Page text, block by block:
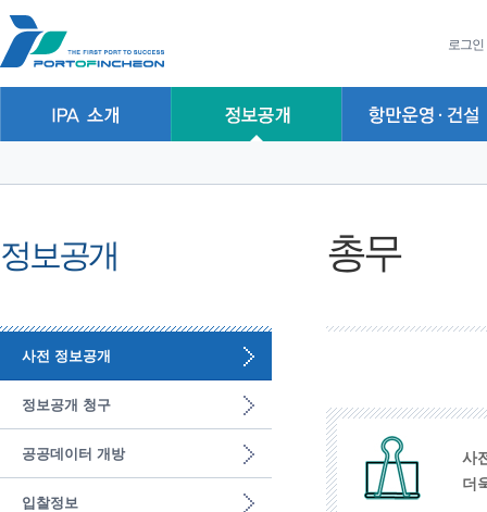
로그인
정보공개
사전 정보공개
정보공개 청구
공공데이터 개방
입찰정보
총무
사
더